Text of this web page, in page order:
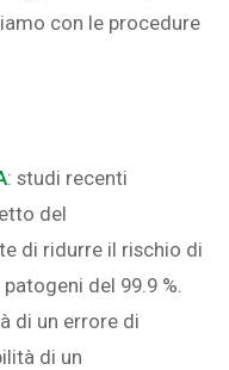
con le procedure
: studi recenti
del
di ridurre il rischio di
del 99.9 %.
di un errore di
di un